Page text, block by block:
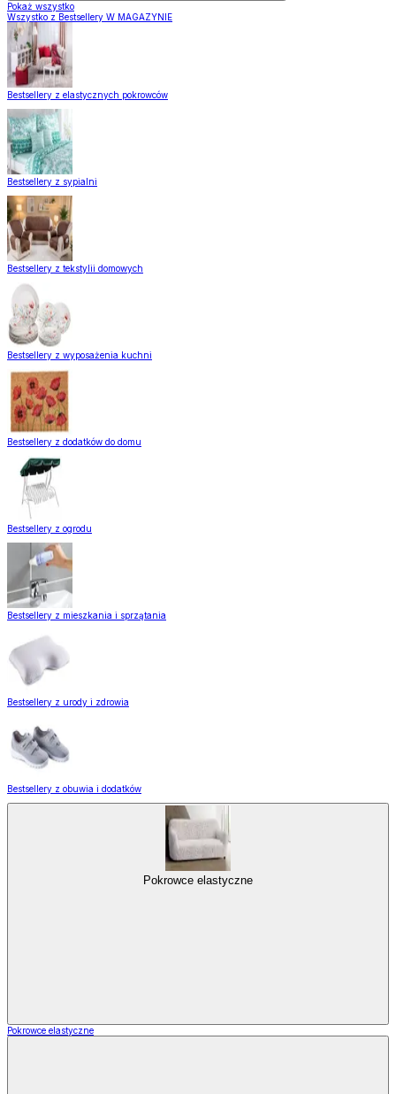
Pokaż wszystko
Wszystko z Bestsellery W MAGAZYNIE
Bestsellery z elastycznych pokrowców
Bestsellery z sypialni
Bestsellery z tekstylii domowych
Bestsellery z wyposażenia kuchni
Bestsellery z dodatków do domu
Bestsellery z ogrodu
Bestsellery z mieszkania i sprzątania
Bestsellery z urody i zdrowia
Bestsellery z obuwia i dodatków
Pokrowce elastyczne
Pokrowce elastyczne